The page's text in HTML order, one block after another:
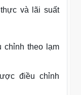
và lãi suất
chỉnh theo lạm
điều chỉnh